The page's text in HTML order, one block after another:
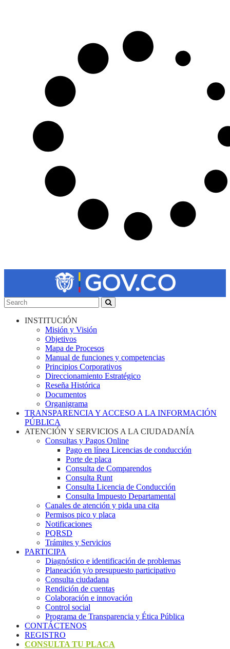
INSTITUCIÓN
Misión y Visión
Objetivos
Mapa de Procesos
Manual de funciones y competencias
Principios Corporativos
Direccionamiento Estratégico
Reseña Histórica
Documentos
Organigrama
TRANSPARENCIA Y ACCESO A LA INFORMACIÓN
PÚBLICA
ATENCIÓN Y SERVICIOS A LA CIUDADANÍA
Consultas y Pagos Online
Pago en línea Licencias de conducción
Porte de placa
Consulta de Comparendos
Consulta Runt
Consulta Licencia de Conducción
Consulta Impuesto Departamental
Canales de atención y pida una cita
Permisos pico y placa
Notificaciones
PQRSD
Trámites y Servicios
PARTICIPA
Diagnóstico e identificación de problemas
Planeación y/o presupuesto participativo​
Consulta ciudadana
Rendición de cuentas
Colaboración e innovación
Control social
Programa de Transparencia y Ética Pública
CONTÁCTENOS
REGISTRO
CONSULTA TU PLACA